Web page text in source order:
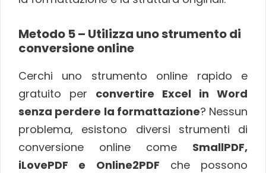
Metodo 5 – Utilizza uno strumento di
conversione online
Cerchi uno strumento online rapido e
gratuito per convertire Excel in Word
senza perdere la formattazione? Nessun
problema, esistono diversi strumenti di
conversione online come SmallPDF,
iLovePDF e Online2PDF che possono